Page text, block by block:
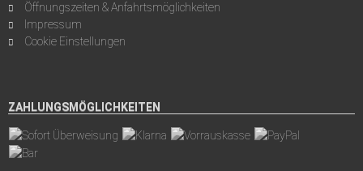
Öffnungszeiten & Anfahrtsmöglichkeiten
Impressum
Cookie Einstellungen
ZAHLUNGSMÖGLICHKEITEN